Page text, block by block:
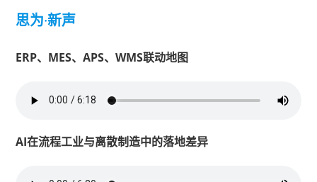
思为·新声
ERP、MES、APS、WMS联动地图
AI在流程工业与离散制造中的落地差异